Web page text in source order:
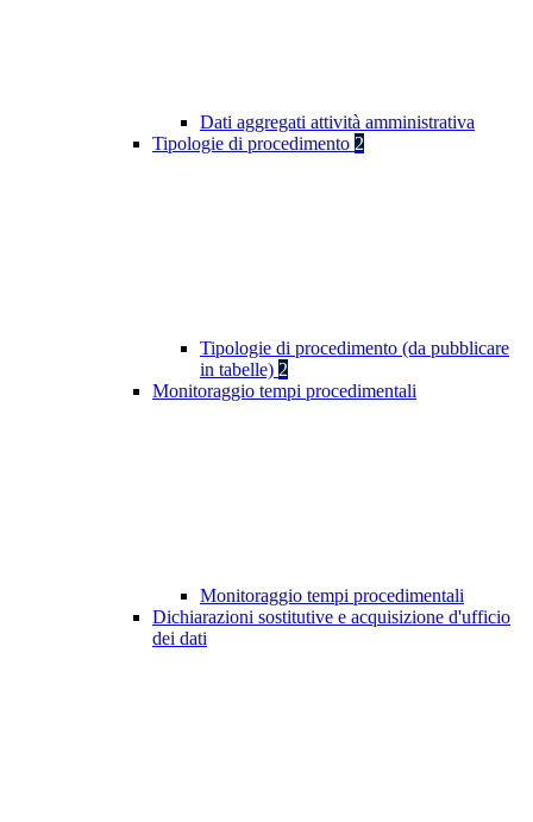
Dati aggregati attività amministrativa
Tipologie di procedimento 2
Tipologie di procedimento (da pubblicare
in tabelle) 2
Monitoraggio tempi procedimentali
Monitoraggio tempi procedimentali
Dichiarazioni sostitutive e acquisizione d'ufficio
dei dati